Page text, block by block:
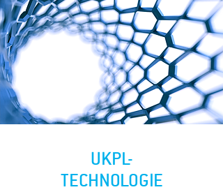
UKPL-
TECHNOLOGIE